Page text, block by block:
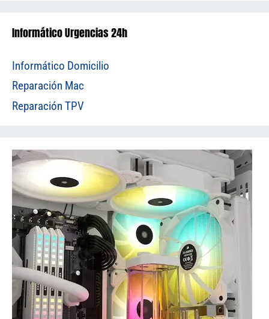
Informático Urgencias 24h
Informático Domicilio
Reparación Mac
Reparación TPV